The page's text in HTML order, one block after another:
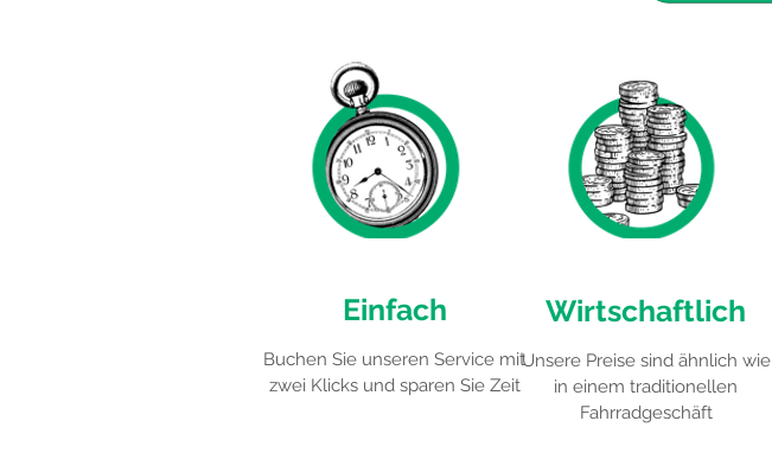
Einfach
Buchen Sie unseren Service mit
zwei Klicks und sparen Sie Zeit
Wirtschaftlich
Unsere Preise sind ähnlich wie
in einem traditionellen
Fahrradgeschäft